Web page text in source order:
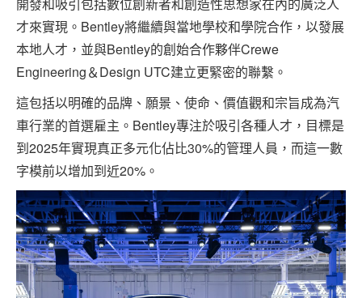
開發和吸引包括數位創新者和創造性思想家在內的廣泛人
才來實現。Bentley將繼續與當地學校和學院合作，以發展
本地人才，並與Bentley的創始合作夥伴Crewe
Engineering＆Design UTC建立更緊密的聯繫。
這包括以明確的品牌、願景、使命、價值觀和宗旨成為汽
車行業的首選雇主。Bentley專注於吸引各種人才，目標是
到2025年實現真正多元化佔比30%的管理人員，而這一數
字模前以增加到近20%。